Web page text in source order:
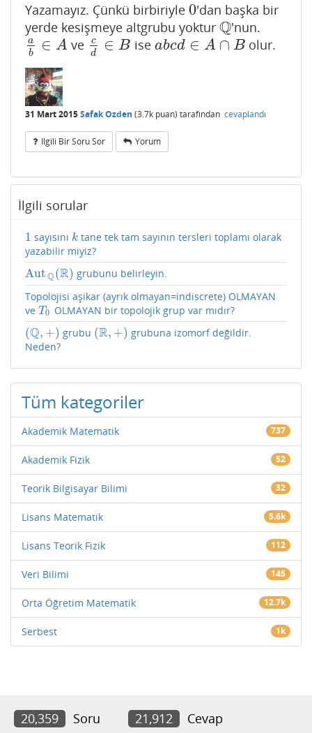
Yazamayız. Çünkü birbiriyle 0
0'dan başka bir
yerde kesişmeye altgrubu yoktur Q
Q'nun.
a
b
∈ A
ab ∈ A ve
c
d
∈ B
cd ∈ B ise abcd ∈ A ∩ B
abcd∈A ∩B olur.
31 Mart 2015Safak Ozden (3.7k puan) tarafından cevaplandı
Ilgili Bir Soru Sor Yorum
İlgili sorular
1
1 sayısını k
ktane tek tam sayının tersleri toplamı olarak
yazabilir miyiz?
AutQ(R)
Aut Q(R)
grubunu belirleyin.
Topolojisi aşikar (ayrık olmayan=indiscrete) OLMAYAN
ve T0
T0 OLMAYAN bir topolojik grup var mıdır?
(Q, +)
(Q,+ grubu (R, +)
(R,+
grubuna izomorf değildir.
Neden?
Tüm kategoriler
Akademik Matematik 737
Akademik Fizik 52
Teorik Bilgisayar Bilimi 32
Lisans Matematik 5.6k
Lisans Teorik Fizik 112
Veri Bilimi 145
Orta Öğretim Matematik 12.7k
Serbest 1k
20,359 Soru 21,912 Cevap